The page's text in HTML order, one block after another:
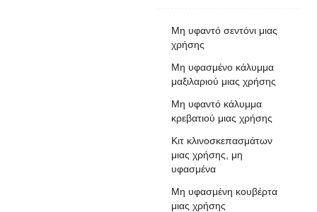
Μη υφαντό σεντόνι μιας
χρήσης
Μη υφασμένο κάλυμμα
μαξιλαριού μιας χρήσης
Μη υφαντό κάλυμμα
κρεβατιού μιας χρήσης
Κιτ κλινοσκεπασμάτων
μιας χρήσης, μη
υφασμένα
Μη υφασμένη κουβέρτα
μιας χρήσης